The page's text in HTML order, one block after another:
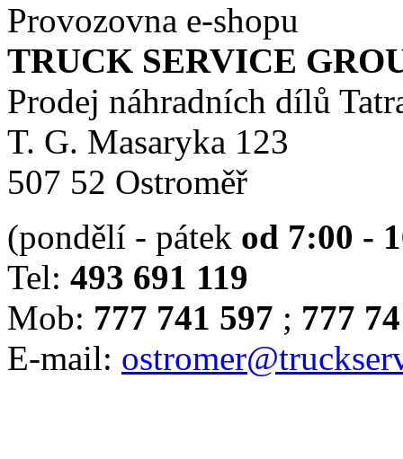
Provozovna e-shopu
TRUCK SERVICE
Prodej náhradních dílů
T. G. Masaryka 123
507 52 Ostroměř
(pondělí - pátek od 7:00 -
Tel: 493 691 119
Mob: 777 741 597 ; 777
E-mail: